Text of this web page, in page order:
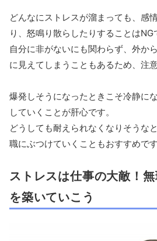
どんなにストレスが溜まっても、感
り、怒鳴り散らしたりすることはNG
自分に非がないにも関わらず、外か
に見えてしまうこともあるため、注
爆発しそうになったときこそ冷静に
していくことが肝心です。
どうしても耐えられなくなりそうな
職にぶつけていくこともおすすめです
ストレスは仕事の大敵！
を築いていこう